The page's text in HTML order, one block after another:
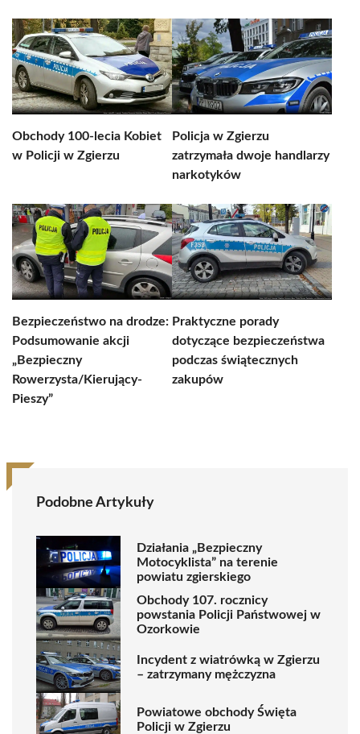
Obchody 100-lecia Kobiet
w Policji w Zgierzu
Policja w Zgierzu
zatrzymała dwoje handlarzy
narkotyków
Bezpieczeństwo na drodze:
Podsumowanie akcji
„Bezpieczny
Rowerzysta/Kierujący-
Pieszy”
Praktyczne porady
dotyczące bezpieczeństwa
podczas świątecznych
zakupów
Podobne Artykuły
Działania „Bezpieczny
Motocyklista” na terenie
powiatu zgierskiego
Obchody 107. rocznicy
powstania Policji Państwowej w
Ozorkowie
Incydent z wiatrówką w Zgierzu
– zatrzymany mężczyzna
Powiatowe obchody Święta
Policji w Zgierzu